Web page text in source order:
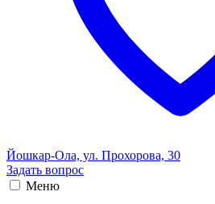
Йошкар-Ола, ул. Прохорова, 30
Задать вопрос
Меню